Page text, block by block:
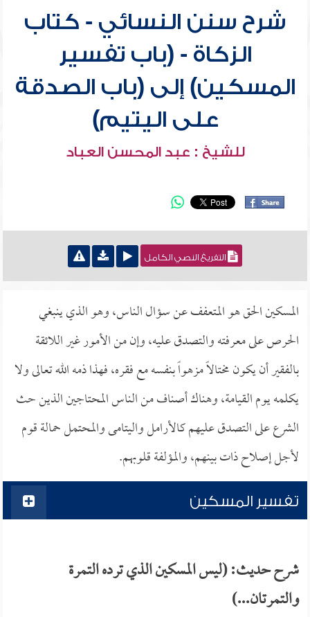
شرح سنن النسائي - كتاب
الزكاة - (باب تفسير
المسكين) إلى (باب الصدقة
على اليتيم)
للشيخ : عبد المحسن العباد
التفريغ النصي الكامل
المسكين الحق هو المتعفف عن سؤال الناس، وهو الذي ينبغي
الحرص على معرفته والتصدق عليه، وإن من الأمور غير اللائقة
بالفقير أن يكون مختالاً مزهواً بنفسه مع فقره، فهذا ذمه الله تعالى ولا
يكلمه يوم القيامة، وهناك أصناف من الناس المحتاجين الذين حث
الشرع على التصدق عليهم كالأرامل واليتامى والمحتمل حمالة قوم
لأجل إصلاح ذات بينهم، والمؤلفة قلوبهم.
تفسير المسكين
شرح حديث: (ليس المسكين الذي ترده التمرة
والتمرتان...)